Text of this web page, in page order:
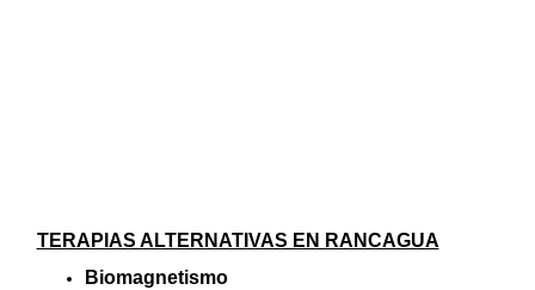
TERAPIAS ALTERNATIVAS EN RANCAGUA
Biomagnetismo